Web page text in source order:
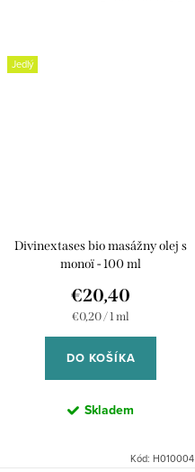
Jedlý
Divinextases bio masážny olej s
monoï - 100 ml
€20,40
Jednotková
€0,20 / 1 ml
DO KOŠÍKA
Skladem
Kód: H010004